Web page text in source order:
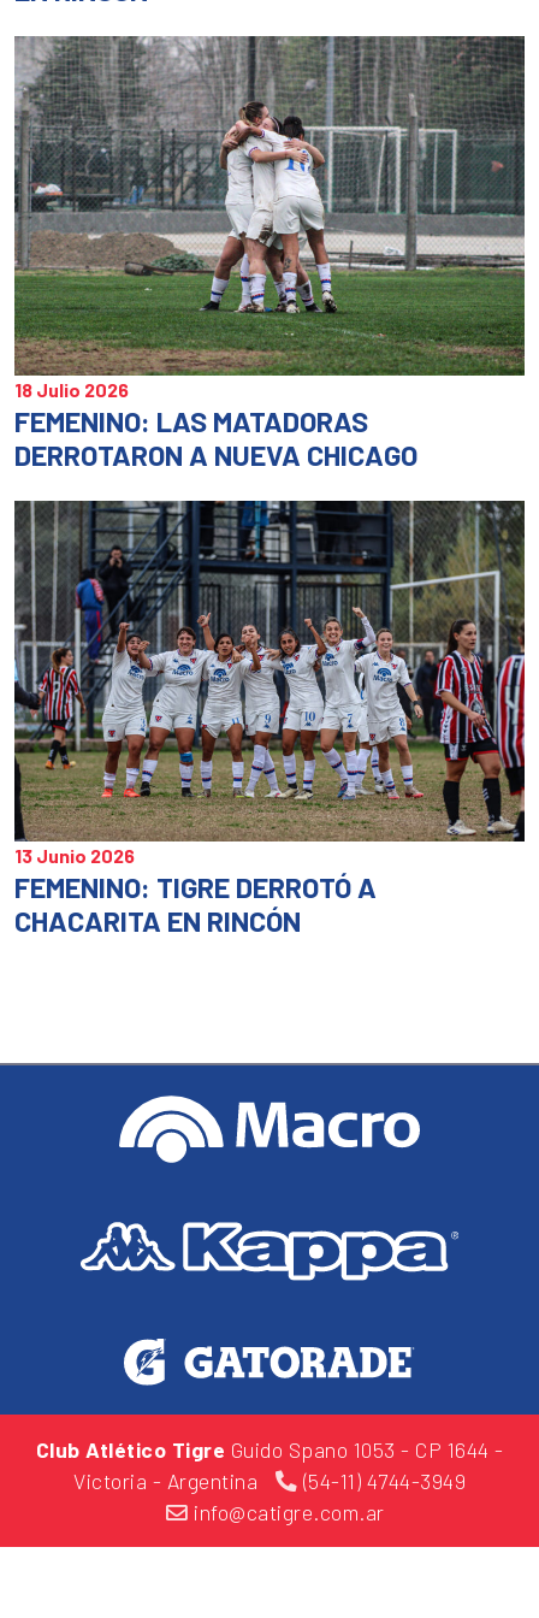
18 Julio 2026
FEMENINO: LAS MATADORAS
DERROTARON A NUEVA CHICAGO
13 Junio 2026
FEMENINO: TIGRE DERROTÓ A
CHACARITA EN RINCÓN
Club Atlético Tigre Guido Spano 1053 - CP 1644 -
Victoria - Argentina
(54-11) 4744-3949
info@catigre.com.ar